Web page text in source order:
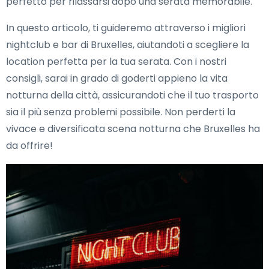
In questo articolo, ti guideremo attraverso i migliori
nightclub e bar di Bruxelles, aiutandoti a scegliere la
location perfetta per la tua serata. Con i nostri
consigli, sarai in grado di goderti appieno la vita
notturna della città, assicurandoti che il tuo trasporto
sia il più senza problemi possibile. Non perderti la
vivace e diversificata scena notturna che Bruxelles ha
da offrire!